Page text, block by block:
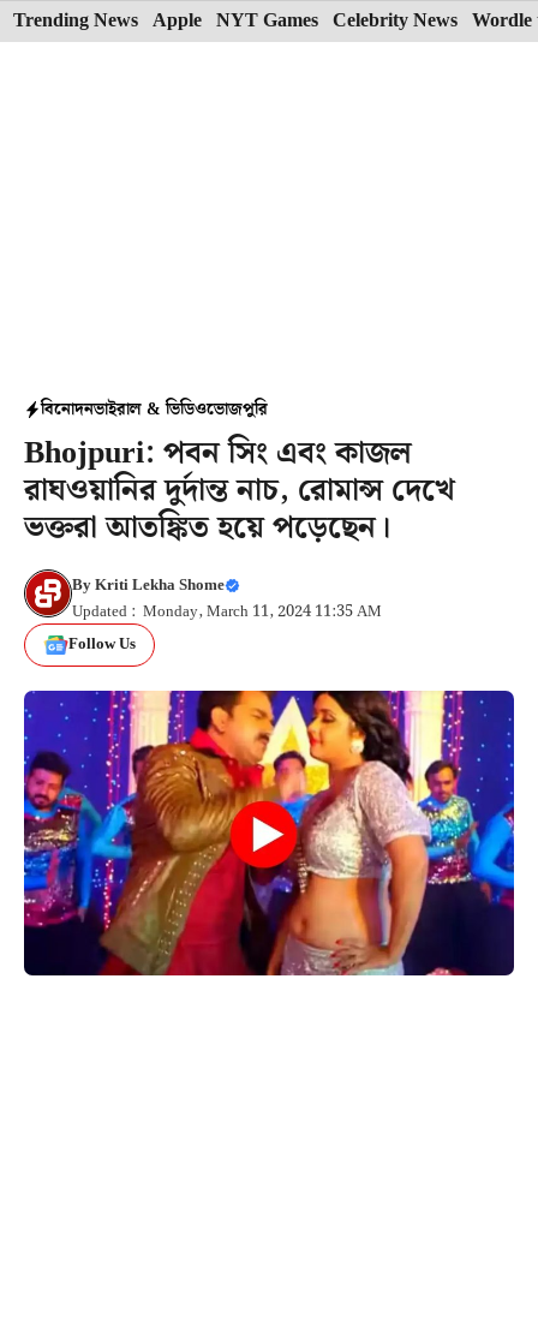
Skip
to
Trending News Apple NYT Games Celebrity News Wordle
বিনোদনভাইরাল & ভিডিওভোজপুরি
Bhojpuri: পবন সিং এবং কাজল
রাঘওয়ানির দুর্দান্ত নাচ, রোমান্স দেখে
ভক্তরা আতঙ্কিত হয়ে পড়েছেন।
ByKriti Lekha Shome
Updated : Monday, March 11, 2024 11:35 AM
Follow Us